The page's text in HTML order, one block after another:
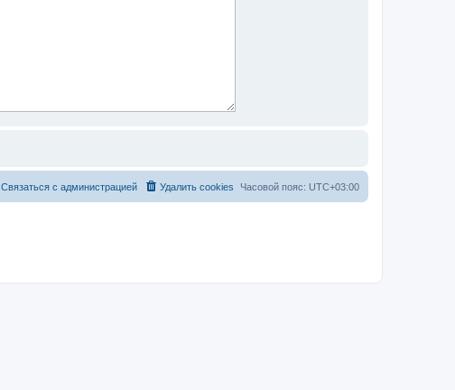
Часовой пояс: UTC+03:00
Удалить cookies
Связаться с администрацией